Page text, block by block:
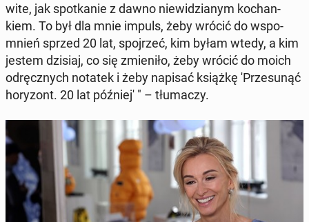
wi­te, jak spo­tka­nie z dawno nie­wi­dzia­nym ko­chan­
kiem. To był dla mnie impuls, żeby wrócić do wspo­
mnień sprzed 20 lat, spoj­rzeć, kim byłam wtedy, a kim
jestem dzisiaj, co się zmie­ni­ło, żeby wrócić do moich
od­ręcz­nych notatek i żeby napisać książkę 'Prze­su­nąć
ho­ry­zont. 20 lat póź­nie­j' " – tłu­ma­czy.